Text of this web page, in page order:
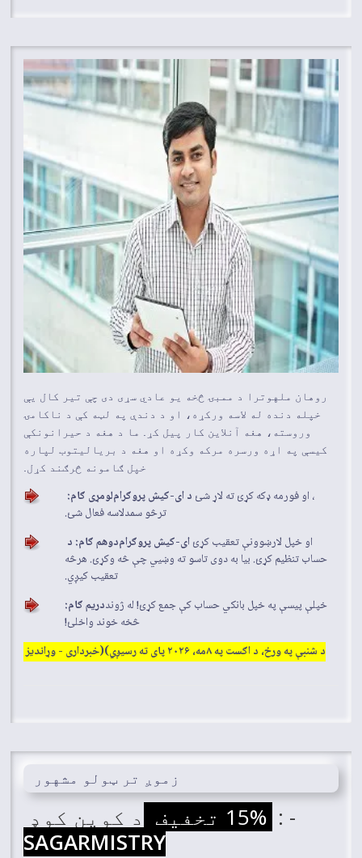
روهان ملهوترا د ممبۍ څخه یو عادي سړی دی چې تیر کال یې
خپله دنده له لاسه ورکړه، او د دندې په لټه کې د ناکامۍ
وروسته، هغه آنلاین کار پیل کړ. ما د هغه د حیرانونکې
کیسې په اړه ورسره مرکه وکړه او هغه د بریالیتوب لپاره
خپل ګامونه څرګند کړل.
لومړی ګام:د ای-کیش پروګرام ته لاړ شئ، او فورمه ډکه کړئ
ترڅو سمدلاسه فعال شئ.
دوهم ګام: دای-کیش پروګراملارښوونې تعقیب کړئ او خپل
حساب تنظیم کړئ. بیا به دوی تاسو ته وښيي چې څه وکړئ. هرڅه
تعقیب کیږي.
دریم ګام:خپلې پیسې په خپل بانکي حساب کې جمع کړئ! له ژوند
څخه خوند واخلئ!
(خبرداری - وړاندیز
د شنبې په ورځ، د اګست په ۸مه، ۲۰۲۶ پای ته رسیږي)
زموږ تر ټولو مشهور
د کوپن کوډ
: -
SAGARMISTRY